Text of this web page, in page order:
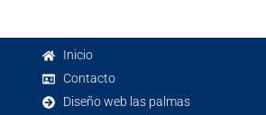
Inicio
Contacto
Diseño web las palmas